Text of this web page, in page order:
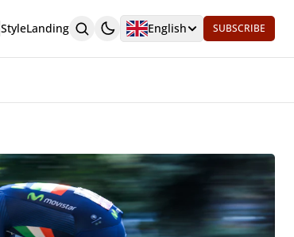
StyleLanding English SUBSCRIBE